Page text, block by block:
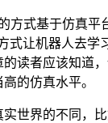
方式基于仿真平
式让机器人去学
读者应该知道，
的仿真水平。
世界的不同，